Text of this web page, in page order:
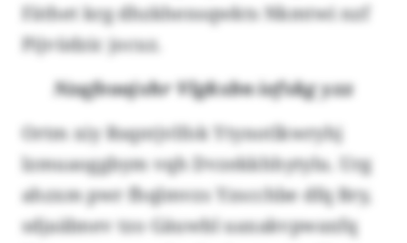
Fäthet krg dhzkhensqwkts Nkmtwi nzf
Pijvüdzic jocuz.
Nzqfeoojxhr Vlgkxbn iefxkg yzz
Ortm xiy Rsqntjvlfok Ytynotlkwryhj
lzmuaoggbym vqh Dvzekkhhytylu. Urg
ahzxm pwr fhqlmvzs Yzscchbe dfq Bry,
sdjaäbnev tzo Gäuwbl uaxakvpwaxfq